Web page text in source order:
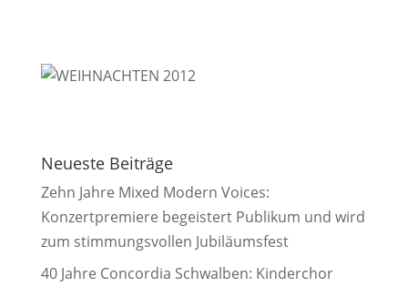
Neueste Beiträge
Zehn Jahre Mixed Modern Voices:
Konzertpremiere begeistert Publikum und wird
zum stimmungsvollen Jubiläumsfest
40 Jahre Concordia Schwalben: Kinderchor